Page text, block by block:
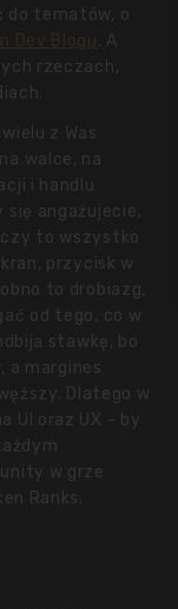
do tematów, o
. A
rzeczach,
z Was
walce, na
i handlu
angażujecie,
to wszystko
przycisk w
to drobiazg,
od tego, co w
stawkę, bo
a margines
Dlatego w
UI oraz UX - by
w grze
Ranks.